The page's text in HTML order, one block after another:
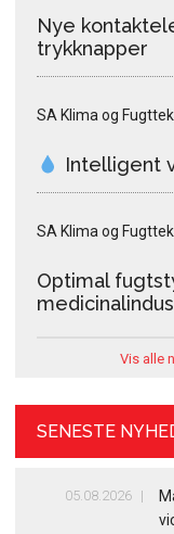
Nye
trykknapper
SA Klima og
Intelligent
SA Klima og
Optimal
Vis alle
SENESTE
05.08.2026